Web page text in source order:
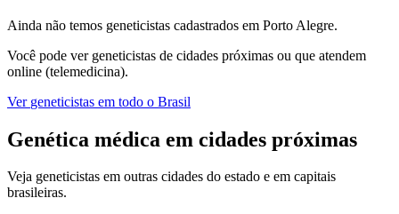
Ainda não temos geneticistas cadastrados em Porto Alegre.
Você pode ver geneticistas de cidades próximas ou que atendem
online (telemedicina).
Ver geneticistas em todo o Brasil
Genética médica em cidades próximas
Veja geneticistas em outras cidades do estado e em capitais
brasileiras.